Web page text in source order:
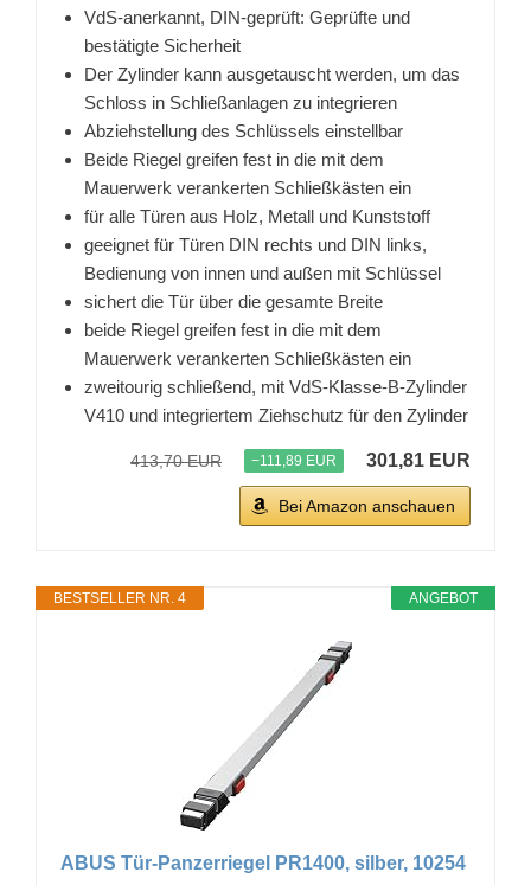
VdS-anerkannt, DIN-geprüft: Geprüfte und
bestätigte Sicherheit
Der Zylinder kann ausgetauscht werden, um das
Schloss in Schließanlagen zu integrieren
Abziehstellung des Schlüssels einstellbar
Beide Riegel greifen fest in die mit dem
Mauerwerk verankerten Schließkästen ein
für alle Türen aus Holz, Metall und Kunststoff
geeignet für Türen DIN rechts und DIN links,
Bedienung von innen und außen mit Schlüssel
sichert die Tür über die gesamte Breite
beide Riegel greifen fest in die mit dem
Mauerwerk verankerten Schließkästen ein
zweitourig schließend, mit VdS-Klasse-B-Zylinder
V410 und integriertem Ziehschutz für den Zylinder
413,70 EUR −111,89 EUR 301,81 EUR
Bei Amazon anschauen
ANGEBOT
BESTSELLER NR. 4
ABUS Tür-Panzerriegel PR1400, silber, 10254